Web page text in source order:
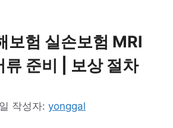
보험 실손보험 MRI
류 준비 | 보상 절차
작성자: yonggal